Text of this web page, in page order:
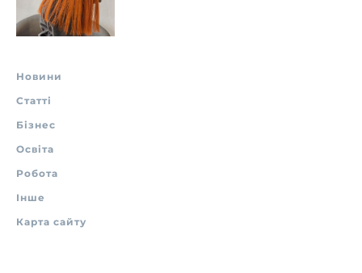
Новини
Статті
Бізнес
Освіта
Робота
Інше
Карта сайту